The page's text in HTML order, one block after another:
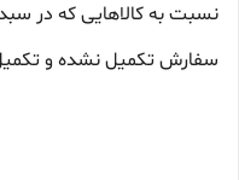
نسبت به کالاهایی که در
سفارش تکمیل نشده و